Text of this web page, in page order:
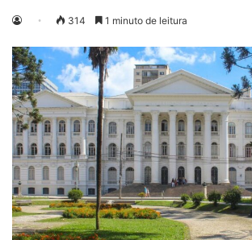
314 1 minuto de leitura